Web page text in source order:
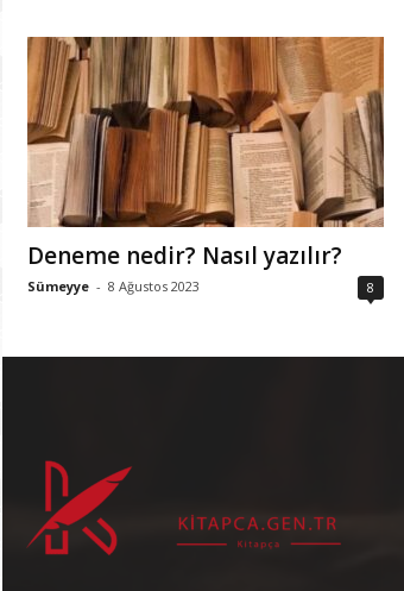
Deneme nedir? Nasıl yazılır?
Sümeyye - 8 Ağustos 2023 8